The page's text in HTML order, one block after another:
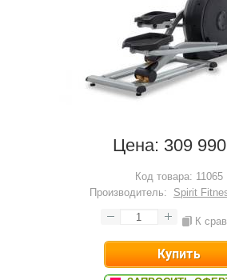
Цена: 309
Код товара: 11065
Производитель:
Spirit
К